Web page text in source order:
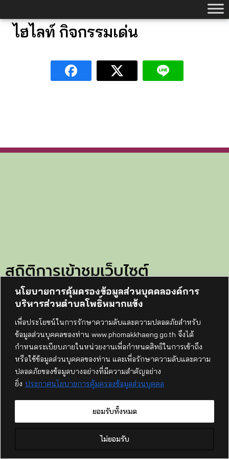
นโยบายการคุ้มครองข้อมูลส่วนบุคคลองค์การ
บริหารส่วนตำบลโพธิ์หมากแข้ง
เพื่อประโยชน์ในการรักษาความลับและความปลอดภัยสำหรับ
ข้อมูลส่วนบุคคลของท่าน www.phomakkhaeng.go.th จึงได้
กำหนดระเบียบภายในหน่วยงานเพื่อกำหนดสิทธิในการเข้าถึง
หรือใช้ข้อมูลส่วนบุคคลของท่าน และเพื่อรักษาความลับและความ
ปลอดภัยของข้อมูลบางอย่างที่มีความสำคัญอย่าง
ยิ่ง ประกาศนโยบายการคุ้มครองข้อมูลส่วนบุคคล
ไม่ยอมรับ
ยอมรับทั้งหมด
to
content
ไฮไลท์ กิจกรรมเด่น
สถิติการเข้าชมเว็บไซต์
ทั้งหมด:
วันนี้:
เมื่อวาน:
เดือนนี้:
14-กรกฎาคม-68
เริ่มนับ:
ที่อยู่ไปรษณีย์อิเล็กทรอนิกส์กลาง (อีเมลกลาง) e-mail
saraban@phomakkhaeng.go.th
องค์การบริหารส่วนตำบลโพธิ์หมากแข้ง
บ้านโนนชมภู ตำบลโพธิ์หมากแข้ง อำเภอบึงโขงหลง จังหวัด
บึงกาฬ38220
โทรศัพท์ / โทรสาร :042 490 569